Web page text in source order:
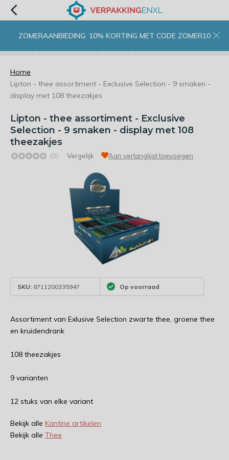
ZOMERAANBIEDING: 10% KORTING MET CODE ZOMER10
Home
Lipton - thee assortiment - Exclusive Selection - 9 smaken -
display met 108 theezakjes
Lipton - thee assortiment - Exclusive
Selection - 9 smaken - display met 108
theezakjes
(0) Vergelijk Aan verlanglijst toevoegen
SKU: 8711200335947 Op voorraad
Assortiment van Exlusive Selection zwarte thee, groene thee
en kruidendrank
108 theezakjes
9 varianten
12 stuks van elke variant
Bekijk alle Kantine artikelen
Bekijk alle Thee